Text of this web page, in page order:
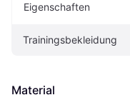
Eigenschaften
Trainingsbekleidung
Material